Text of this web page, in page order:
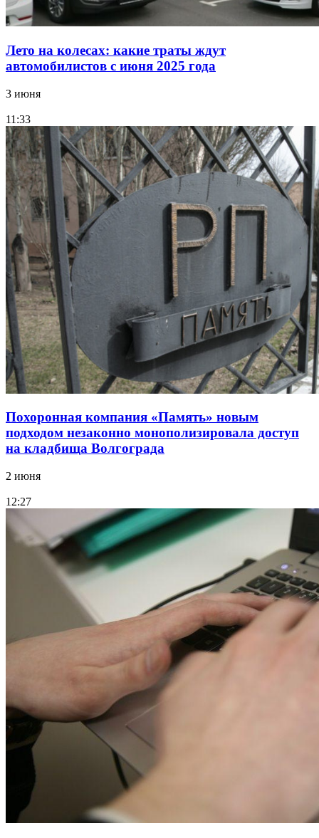
Лето на колесах: какие траты ждут
автомобилистов с июня 2025 года
3 июня
11:33
Похоронная компания «Память» новым
подходом незаконно монополизировала доступ
на кладбища Волгограда
2 июня
12:27